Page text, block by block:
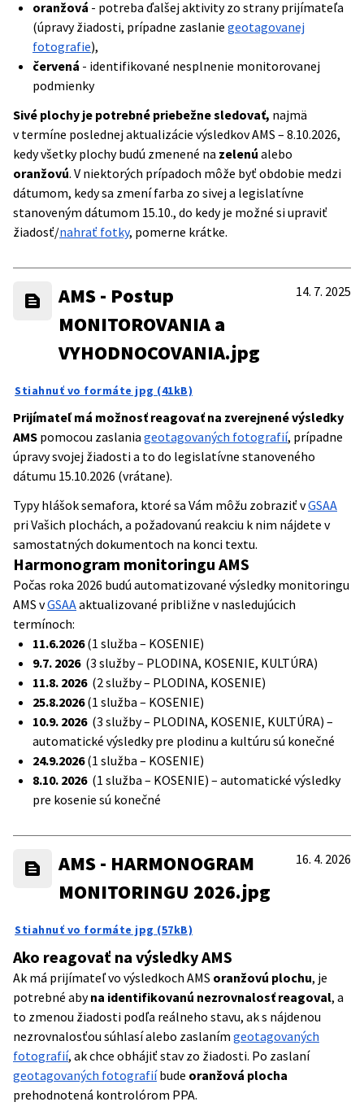
oranžová - potreba ďalšej aktivity zo strany prijímateľa
(úpravy žiadosti, prípadne zaslanie geotagovanej
fotografie),
červená - identifikované nesplnenie monitorovanej
podmienky
Sivé plochy je potrebné priebežne sledovať, najmä
v termíne poslednej aktualizácie výsledkov AMS – 8.10.2026,
kedy všetky plochy budú zmenené na zelenú alebo
oranžovú. V niektorých prípadoch môže byť obdobie medzi
dátumom, kedy sa zmení farba zo sivej a legislatívne
stanoveným dátumom 15.10., do kedy je možné si upraviť
žiadosť/nahrať fotky, pomerne krátke.
AMS - Postup
MONITOROVANIA a
VYHODNOCOVANIA.jpg
14. 7. 2025
Stiahnuť vo formáte jpg (41kB)
Prijímateľ má možnosť reagovať na zverejnené výsledky
AMS pomocou zaslania geotagovaných fotografií, prípadne
úpravy svojej žiadosti a to do legislatívne stanoveného
dátumu 15.10.2026 (vrátane).
Typy hlášok semafora, ktoré sa Vám môžu zobraziť vGSAA
pri Vašich plochách, a požadovanú reakciu k nim nájdete v
samostatných dokumentoch na konci textu.
Harmonogram monitoringu AMS
Počas roka 2026 budú automatizované výsledky monitoringu
AMS vGSAAaktualizované približne v nasledujúcich
termínoch:
11.6.2026(1 služba – KOSENIE)
9.7. 2026(3 služby – PLODINA, KOSENIE, KULTÚRA)
11.8. 2026(2 služby – PLODINA, KOSENIE)
25.8.2026(1 služba – KOSENIE)
10.9. 2026(3 služby – PLODINA, KOSENIE, KULTÚRA) –
automatické výsledky pre plodinu a kultúru sú konečné
24.9.2026(1 služba – KOSENIE)
8.10. 2026(1 služba – KOSENIE) – automatické výsledky
pre kosenie sú konečné
AMS - HARMONOGRAM
MONITORINGU 2026.jpg
16. 4. 2026
Stiahnuť vo formáte jpg (57kB)
Ako reagovať na výsledky AMS
Ak má prijímateľ vo výsledkoch AMS oranžovú plochu, je
potrebné abyna identifikovanú nezrovnalosť reagoval, a
to zmenou žiadosti podľa reálneho stavu, ak s nájdenou
nezrovnalosťou súhlasí alebo zaslaním geotagovaných
fotografií, ak chce obhájiť stav zo žiadosti. Po zaslaní
geotagovaných fotografiíbude oranžová plocha
prehodnotená kontrolórom PPA.